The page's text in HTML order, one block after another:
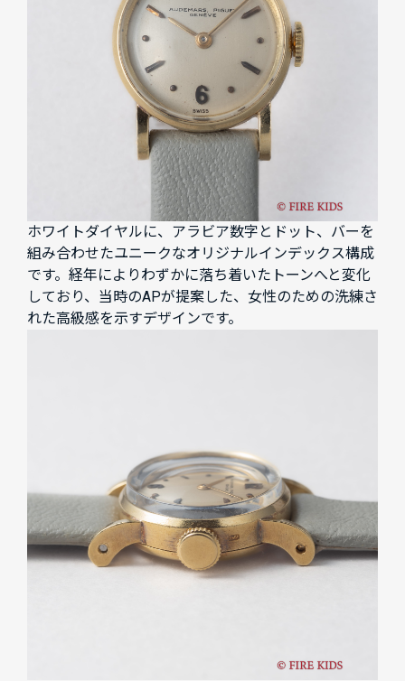
ホワイトダイヤルに、アラビア数字とドット、バーを
組み合わせたユニークなオリジナルインデックス構成
です。経年によりわずかに落ち着いたトーンへと変化
しており、当時のAPが提案した、女性のための洗練さ
れた高級感を示すデザインです。